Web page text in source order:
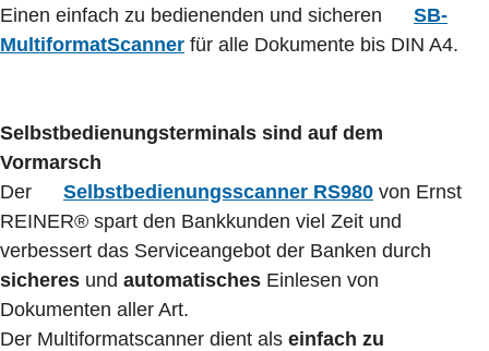
Einen einfach zu bedienenden und sicheren
SB-
MultiformatScanner für alle Dokumente bis DIN A4.
Selbstbedienungsterminals sind auf dem
Vormarsch
Der
Selbstbedienungsscanner RS980 von Ernst
REINER® spart den Bankkunden viel Zeit und
verbessert das Serviceangebot der Banken durch
sicheres und automatisches Einlesen von
Dokumenten aller Art.
Der Multiformatscanner dient als einfach zu